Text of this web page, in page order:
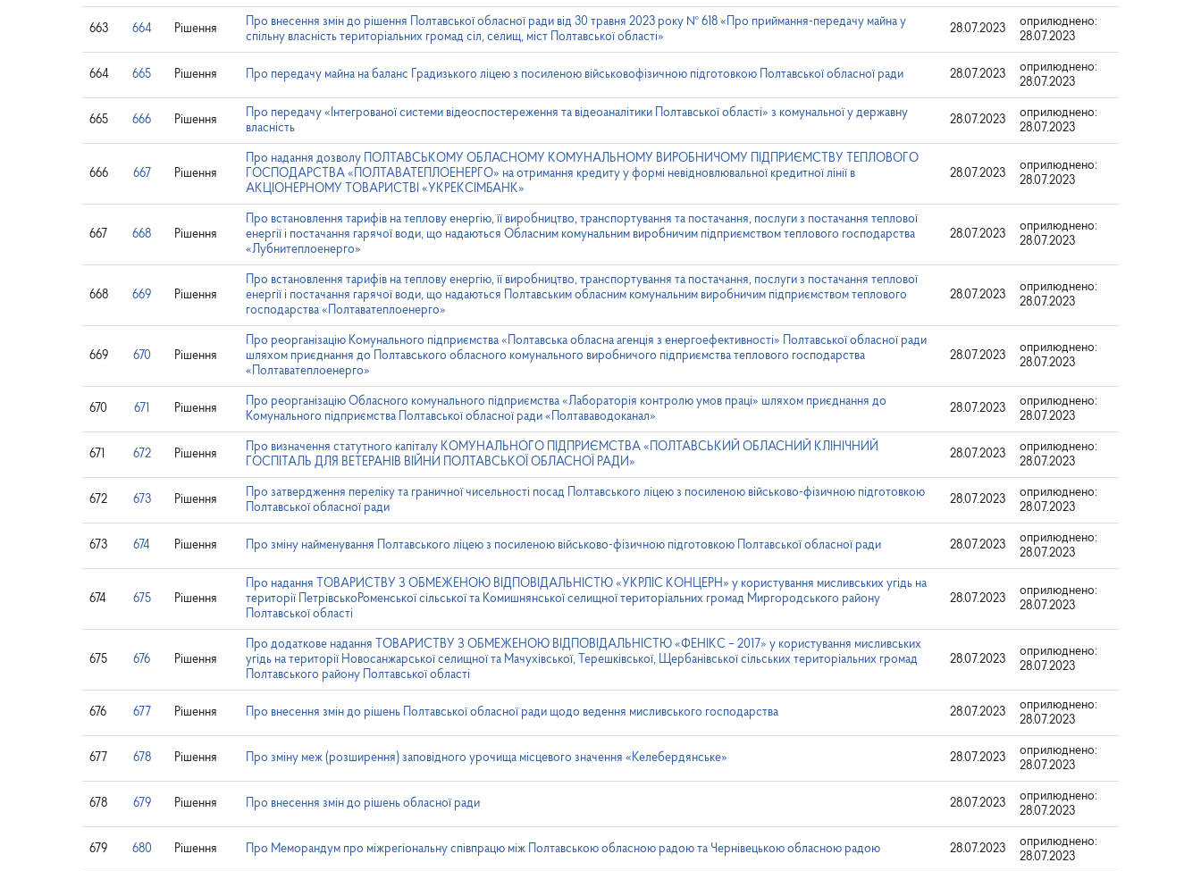
663 664 Рішення
Про внесення змін до рішення Полтавської обласної ради від 30 травня 2023 року № 618 «Про приймання-передачу майна у
спільну власність територіальних громад сіл, селищ, міст Полтавської області»
28.07.2023
оприлюднено:
28.07.2023
664 665 Рішення Про передачу майна на баланс Градизького ліцею з посиленою військовофізичною підготовкою Полтавської обласної ради 28.07.2023
оприлюднено:
28.07.2023
665 666 Рішення
Про передачу «Інтегрованої системи відеоспостереження та відеоаналітики Полтавської області» з комунальної у державну
власність
28.07.2023
оприлюднено:
28.07.2023
666 667 Рішення
Про надання дозволу ПОЛТАВСЬКОМУ ОБЛАСНОМУ КОМУНАЛЬНОМУ ВИРОБНИЧОМУ ПІДПРИЄМСТВУ ТЕПЛОВОГО
ГОСПОДАРСТВА «ПОЛТАВАТЕПЛОЕНЕРГО» на отримання кредиту у формі невідновлювальної кредитної лінії в
АКЦІОНЕРНОМУ ТОВАРИСТВІ «УКРЕКСІМБАНК»
28.07.2023
оприлюднено:
28.07.2023
667 668 Рішення
Про встановлення тарифів на теплову енергію, її виробництво, транспортування та постачання, послуги з постачання теплової
енергії і постачання гарячої води, що надаються Обласним комунальним виробничим підприємством теплового господарства
«Лубнитеплоенерго»
28.07.2023
оприлюднено:
28.07.2023
668 669 Рішення
Про встановлення тарифів на теплову енергію, її виробництво, транспортування та постачання, послуги з постачання теплової
енергії і постачання гарячої води, що надаються Полтавським обласним комунальним виробничим підприємством теплового
господарства «Полтаватеплоенерго»
28.07.2023
оприлюднено:
28.07.2023
669 670 Рішення
Про реорганізацію Комунального підприємства «Полтавська обласна агенція з енергоефективності» Полтавської обласної ради
шляхом приєднання до Полтавського обласного комунального виробничого підприємства теплового господарства
«Полтаватеплоенерго»
28.07.2023
оприлюднено:
28.07.2023
670 671 Рішення
Про реорганізацію Обласного комунального підприємства «Лабораторія контролю умов праці» шляхом приєднання до
Комунального підприємства Полтавської обласної ради «Полтававодоканал»
28.07.2023
оприлюднено:
28.07.2023
671 672 Рішення
Про визначення статутного капіталу КОМУНАЛЬНОГО ПІДПРИЄМСТВА «ПОЛТАВСЬКИЙ ОБЛАСНИЙ КЛІНІЧНИЙ
ГОСПІТАЛЬ ДЛЯ ВЕТЕРАНІВ ВІЙНИ ПОЛТАВСЬКОЇ ОБЛАСНОЇ РАДИ»
28.07.2023
оприлюднено:
28.07.2023
672 673 Рішення
Про затвердження переліку та граничної чисельності посад Полтавського ліцею з посиленою військово-фізичною підготовкою
Полтавської обласної ради
28.07.2023
оприлюднено:
28.07.2023
673 674 Рішення Про зміну найменування Полтавського ліцею з посиленою військово-фізичною підготовкою Полтавської обласної ради 28.07.2023
оприлюднено:
28.07.2023
674 675 Рішення
Про надання ТОВАРИСТВУ З ОБМЕЖЕНОЮ ВІДПОВІДАЛЬНІСТЮ «УКРЛІС КОНЦЕРН» у користування мисливських угідь на
території ПетрівськоРоменської сільської та Комишнянської селищної територіальних громад Миргородського району
Полтавської області
28.07.2023
оприлюднено:
28.07.2023
675 676 Рішення
Про додаткове надання ТОВАРИСТВУ З ОБМЕЖЕНОЮ ВІДПОВІДАЛЬНІСТЮ «ФЕНІКС – 2017» у користування мисливських
угідь на території Новосанжарської селищної та Мачухівської, Терешківської, Щербанівської сільських територіальних громад
Полтавського району Полтавської області
28.07.2023
оприлюднено:
28.07.2023
676 677 Рішення Про внесення змін до рішень Полтавської обласної ради щодо ведення мисливського господарства 28.07.2023
оприлюднено:
28.07.2023
677 678 Рішення Про зміну меж (розширення) заповідного урочища місцевого значення «Келебердянське» 28.07.2023
оприлюднено:
28.07.2023
678 679 Рішення Про внесення змін до рішень обласної ради 28.07.2023
оприлюднено:
28.07.2023
679 680 Рішення Про Меморандум про міжрегіональну співпрацю між Полтавською обласною радою та Чернівецькою обласною радою 28.07.2023
оприлюднено:
28.07.2023